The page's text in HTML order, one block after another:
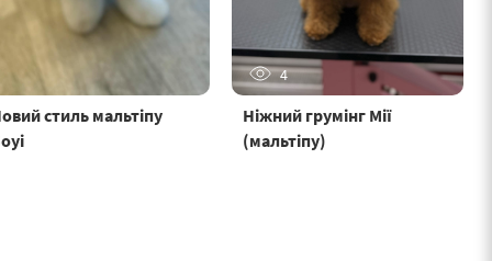
стиль мальтіпу
4
Ніжний грумінг Мії
(мальтіпу)